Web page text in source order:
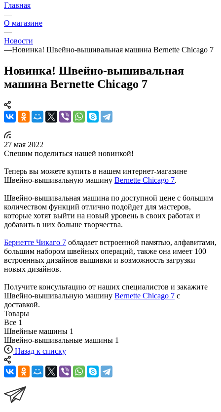
Главная
—
О магазине
—
Новости
—Новинка! Швейно-вышивальная машина Bernette Chicago 7
Новинка! Швейно-вышивальная
машина Bernette Chicago 7
27 мая 2022
Спешим поделиться нашей новинкой!
Теперь вы можете купить в нашем интернет-магазине
Швейно-вышивальную машину Bernette Chicago 7.
Швейно-вышивальная машина по доступной цене с большим
количеством функций отлично подойдет для мастеров,
которые хотят выйти на новый уровень в своих работах и
добавить в них больше творчества.
Бернетте Чикаго 7 обладает встроенной памятью, алфавитами,
большим набором швейных операций, также она имеет 100
встроенных дизайнов вышивки и возможность загрузки
новых дизайнов.
Получите консультацию от наших специалистов и закажите
Швейно-вышивальную машину Bernette Chicago 7 с
доставкой.
Товары
Все 1
Швейные машины 1
Швейно-вышивальные машины 1
Назад к списку